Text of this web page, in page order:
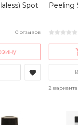
Spot
0 отзывов
Peeling
2 варианта